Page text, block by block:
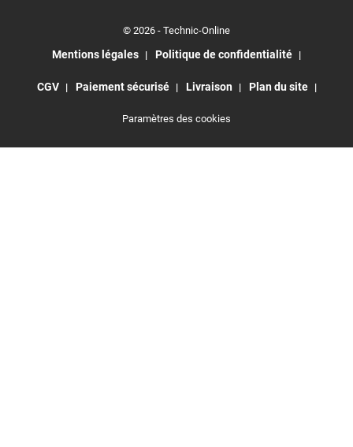
© 2026 - Technic-Online
Mentions légales Politique de confidentialité
CGV Paiement sécurisé Livraison Plan du site
Paramètres des cookies